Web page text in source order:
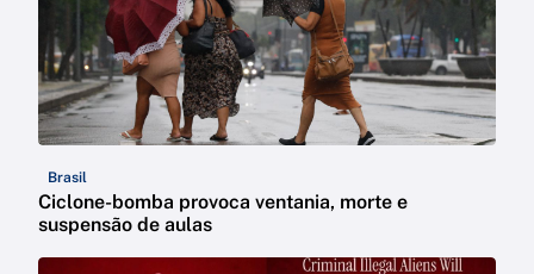
Brasil
Ciclone-bomba provoca ventania, morte e
suspensão de aulas